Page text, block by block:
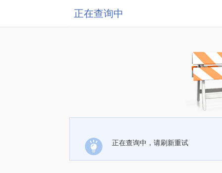
正在查询中
正在查询中，请刷新重试